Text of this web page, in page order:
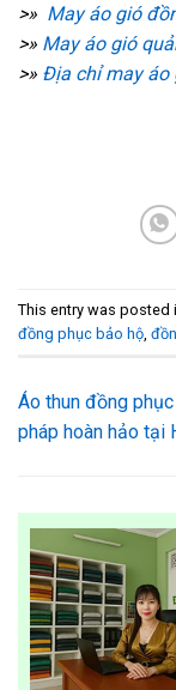
>» May áo gió
>» May áo gió
>» Địa chỉ may áo
This entry was posted
đồng phục bảo hộ
Áo thun đồng
pháp hoàn hảo tại